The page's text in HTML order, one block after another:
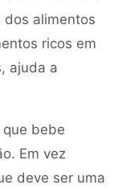
alimentos
ricos em
ajuda a
bebe
Em vez
deve ser uma